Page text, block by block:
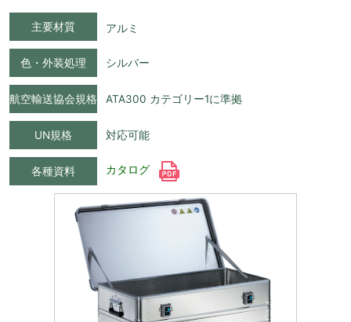
主要材質 アルミ
色・外装処理 シルバー
航空輸送協会規格 ATA300 カテゴリー1に準拠
UN規格 対応可能
各種資料 カタログ